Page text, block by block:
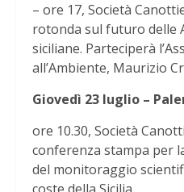
– ore 17, Società
rotonda sul futuro delle
siciliane. Parteciperà
all’Ambiente, Maurizio
Giovedì 23 luglio –
ore 10.30, Società
conferenza stampa per
del monitoraggio